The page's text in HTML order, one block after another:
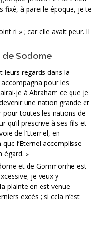
fixé, à pareille époque, je te
ri » ; car elle avait peur. II
de Sodome
leurs regards dans la
pour les
je à Abraham ce que je
une nation grande et
pour toutes les nations de
qu’il prescrive à ses fils et
de l’Eternel, en
l’Eternel accomplisse
égard. »
et de Gommorrhe est
je veux y
plainte en est venue
excès ; si cela n’est